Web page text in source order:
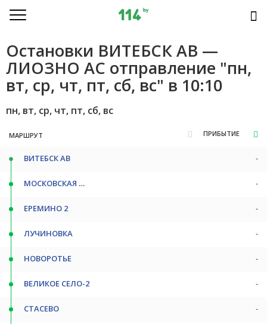
Остановки ВИТЕБСК АВ —
ЛИОЗНО АС отправление "пн,
вт, ср, чт, пт, сб, вс" в 10:10
пн, вт, ср, чт, пт, сб, вс
МАРШРУТ ПРИБЫТИЕ
ВИТЕБСК АВ -
МОСКОВСКАЯ ОСТ -
ЕРЕМИНО 2 -
ЛУЧИНОВКА -
НОВОРОТЬЕ -
ВЕЛИКОЕ СЕЛО-2 -
СТАСЕВО -